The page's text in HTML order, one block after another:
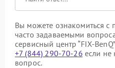
Вы можете ознакомиться
часто задаваемыми
сервисный центр “FIX-
+7 (844) 290-70-26 если не
вопрос.